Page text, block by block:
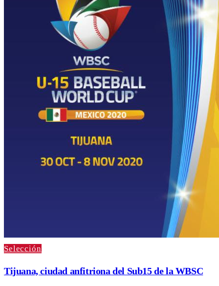
Selección
Tijuana, ciudad anfitriona del Sub15 de la WBSC